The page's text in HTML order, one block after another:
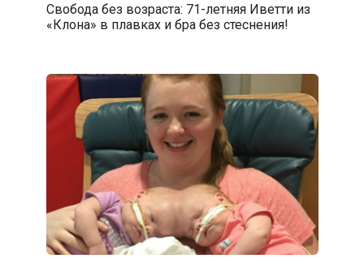
Свобода без возраста: 71-летняя Иветти из
«Клона» в плавках и бра без стеснения!